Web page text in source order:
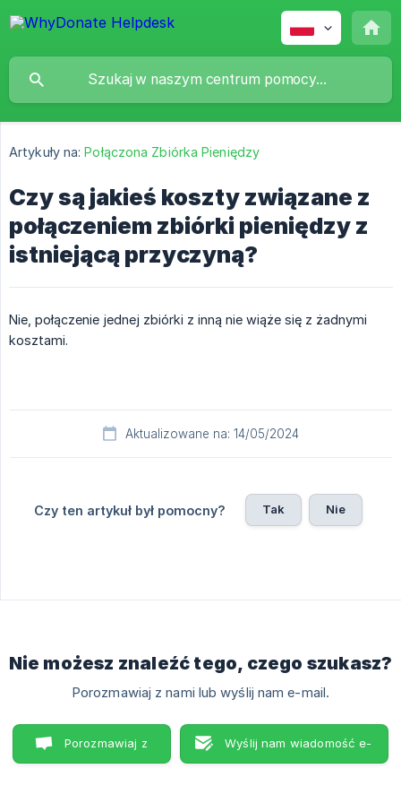
Artykuły na: Połączona Zbiórka Pieniędzy
Czy są jakieś koszty związane z
połączeniem zbiórki pieniędzy z
istniejącą przyczyną?
Nie, połączenie jednej zbiórki z inną nie wiąże się z żadnymi
kosztami.
Aktualizowane na: 14/05/2024
Czy ten artykuł był pomocny? Tak Nie
Nie możesz znaleźć tego, czego szukasz?
Porozmawiaj z nami lub wyślij nam e-mail.
Porozmawiaj z Wyślij nam wiadomość e-